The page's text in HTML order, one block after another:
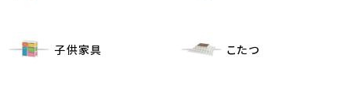
子供家具 こたつ